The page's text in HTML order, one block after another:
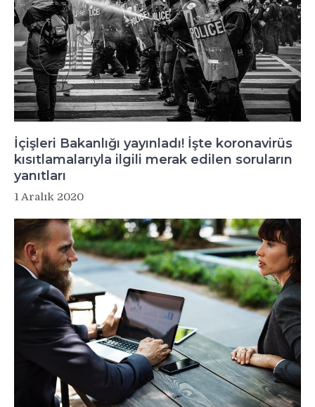
İçişleri Bakanlığı yayınladı! İşte koronavirüs
kısıtlamalarıyla ilgili merak edilen soruların
yanıtları
1 Aralık 2020